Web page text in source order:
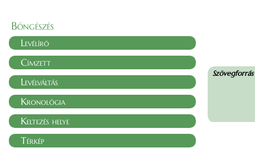
Böngészés
Levélíró
Címzett
Levélváltás
Kronológia
Keltezés helye
Térkép
Szövegforrás